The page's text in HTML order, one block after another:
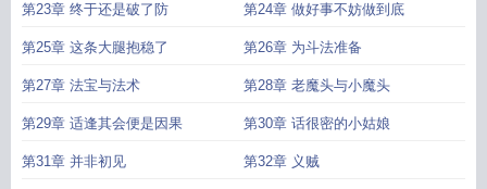
第23章 终于还是破了防 第24章 做好事不妨做到底
第25章 这条大腿抱稳了 第26章 为斗法准备
第27章 法宝与法术 第28章 老魔头与小魔头
第29章 适逢其会便是因果 第30章 话很密的小姑娘
第31章 并非初见 第32章 义贼